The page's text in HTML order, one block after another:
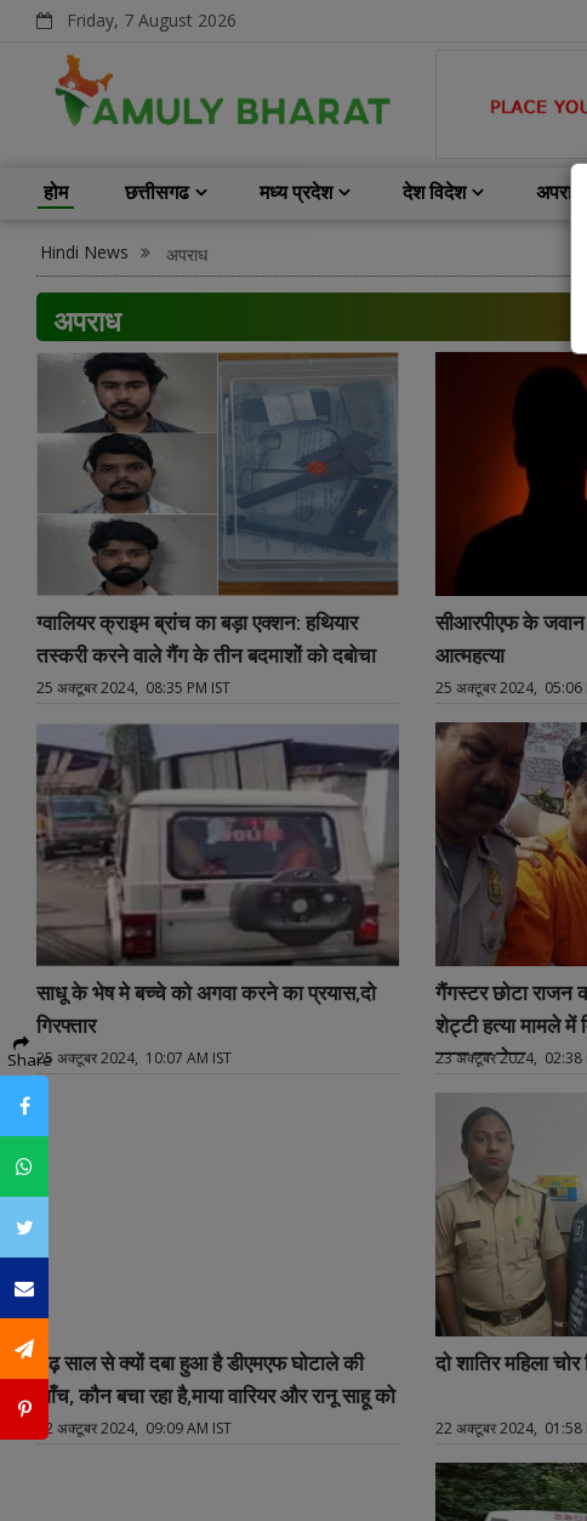
Friday, 7 August 2026
होम छत्तीसगढ मध्य प्रदेश देश विदेश अपराध
Hindi News अपराध
अपराध
ग्वालियर क्राइम ब्रांच का बड़ा एक्शन: हथियार
तस्करी करने वाले गैंग के तीन बदमाशों को दबोचा
25 अक्टूबर 2024, 08:35 PM IST
सीआरपीएफ के
आत्महत्या
25 अक्टूबर 2024, 05:06
साधू के भेष मे बच्चे को अगवा करने का प्रयास,दो
गिरफ्तार
25 अक्टूबर 2024, 10:07 AM IST
गैंगस्टर छोटा राजन
शेट्टी हत्या मामले
सजा पर रोक
23 अक्टूबर 2024, 02:38
डेढ़ साल से क्यों दबा हुआ है डीएमएफ घोटाले की
जाँच, कौन बचा रहा है,माया वारियर और रानू साहू को
22 अक्टूबर 2024, 09:09 AM IST
दो शातिर महिला चोर
22 अक्टूबर 2024, 01:58
Share
Facebook
Whatsapp
Twitter
Email
SMS
Pintrest